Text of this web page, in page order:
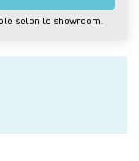
selon le showroom.